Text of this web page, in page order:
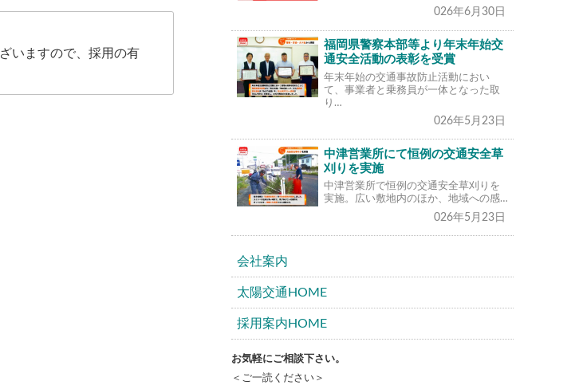
いますので、採用の有
026年6月30日
福岡県警察本部等より年末年始交
通安全活動の表彰を受賞
年末年始の交通事故防止活動におい
て、事業者と乗務員が一体となった取
り…
026年5月23日
中津営業所にて恒例の交通安全草
刈りを実施
中津営業所で恒例の交通安全草刈りを
実施。広い敷地内のほか、地域への感…
026年5月23日
会社案内
太陽交通HOME
採用案内HOME
お気軽にご相談下さい。
＜ご一読ください＞